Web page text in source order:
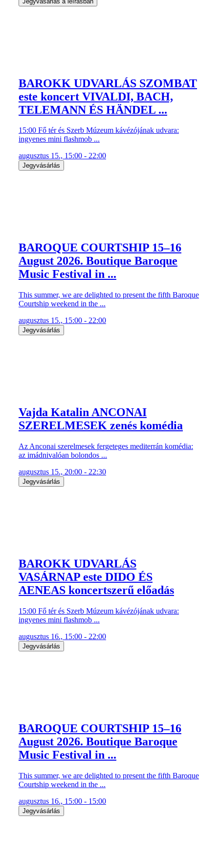
BAROKK UDVARLÁS SZOMBAT
este koncert VIVALDI, BACH,
TELEMANN ÉS HÄNDEL ...
15:00 Fő tér és Szerb Múzeum kávézójának udvara:
ingyenes mini flashmob ...
augusztus 15., 15:00 - 22:00
Jegyvásárlás
BAROQUE COURTSHIP 15–16
August 2026. Boutique Baroque
Music Festival in ...
This summer, we are delighted to present the fifth Baroque
Courtship weekend in the ...
augusztus 15., 15:00 - 22:00
Jegyvásárlás
Vajda Katalin ANCONAI
SZERELMESEK zenés komédia
Az Anconai szerelmesek fergeteges mediterrán komédia:
az imádnivalóan bolondos ...
augusztus 15., 20:00 - 22:30
Jegyvásárlás
BAROKK UDVARLÁS
VASÁRNAP este DIDO ÉS
AENEAS koncertszerű előadás
15:00 Fő tér és Szerb Múzeum kávézójának udvara:
ingyenes mini flashmob ...
augusztus 16., 15:00 - 22:00
Jegyvásárlás
BAROQUE COURTSHIP 15–16
August 2026. Boutique Baroque
Music Festival in ...
This summer, we are delighted to present the fifth Baroque
Courtship weekend in the ...
augusztus 16., 15:00 - 15:00
Jegyvásárlás